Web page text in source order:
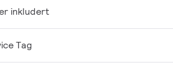
inkludert
Tag